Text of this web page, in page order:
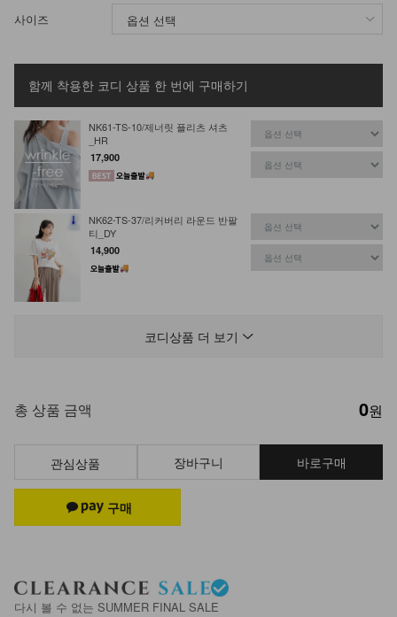
사이즈
함께 착용한 코디 상품 한 번에 구매하기
NK61-TS-10/제너릿 플리츠 셔츠
_HR
17,900
NK62-TS-37/리커버리 라운드 반팔
티_DY
14,900
NK52-TS-33/타로 니트 나시
17,900
NK51-TS-4/키노 거즈 시스루 셔츠
29,900
19,900
NK62-TS-65/아르누보 캡소매티_DY
19,900 18,510 7%
코디상품 더 보기
총 상품 금액 0원
관심상품 장바구니 바로구매
다시 볼 수 없는 SUMMER FINAL SALE